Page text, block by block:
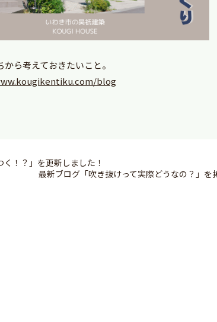
ら考えておきたいこと。
blog
！？」を更新しました！
最新ブログ「吹き抜けって実際どうなの？」を